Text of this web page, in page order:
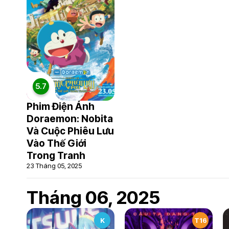
5.7
Phim Điện Ảnh
Doraemon: Nobita
Và Cuộc Phiêu Lưu
Vào Thế Giới
Trong Tranh
23 Tháng 05, 2025
Tháng 06, 2025
K T16